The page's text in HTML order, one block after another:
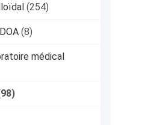
(254)
(8)
médical